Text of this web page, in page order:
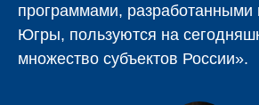
программами, разработанными
Югры, пользуются на
множество субъектов России».